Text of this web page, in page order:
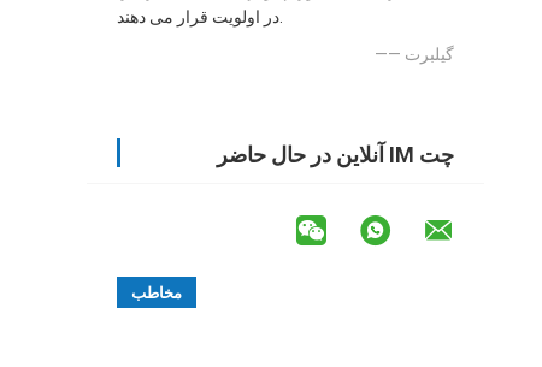
در اولویت قرار می دهند.
—— گیلبرت
چت IM آنلاین در حال حاضر